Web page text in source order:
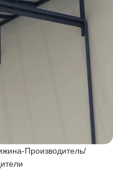
Производитель/